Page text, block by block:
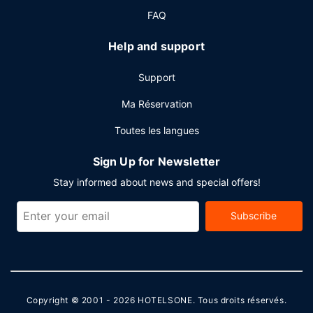
FAQ
Help and support
Support
Ma Réservation
Toutes les langues
Sign Up for Newsletter
Stay informed about news and special offers!
Subscribe
Copyright © 2001 - 2026 HOTELSONE. Tous droits réservés.